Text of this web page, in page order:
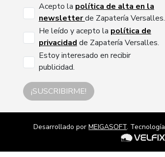
Acepto la política de alta en la
newsletterde Zapatería Versalles.
He leído y acepto la política de
privacidad de Zapatería Versalles.
Estoy interesado en recibir
publicidad.
¡SUSCRIBIRME!
Desarrollado porMEIGASOFT. Tecnología